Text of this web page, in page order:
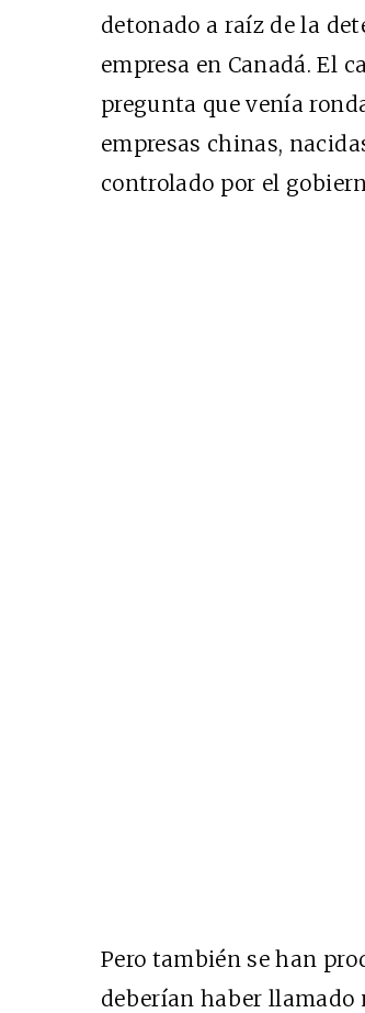
detonado a raíz de la
empresa en Canadá. El
pregunta que venía
empresas chinas,
controlado por el
Pero también se han
deberían haber llamado
Cine desde